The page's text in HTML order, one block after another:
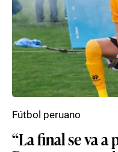
“La final se va a
Fútbol peruano